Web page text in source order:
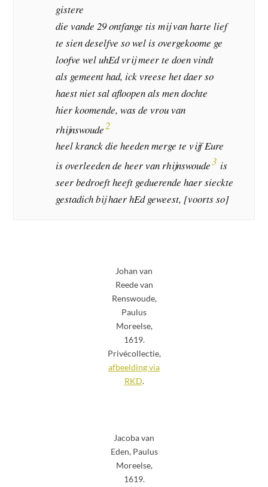
gistere
die vande 29 ontfange tis mij van harte lief
te sien deselfve so wel is overgekoome ge
loofve wel uhEd vrij meer te doen vindt
als gemeent had, ick vreese het daer so
haest niet sal afloopen als men dochte
hier koomende, was de vrou van
rhijnswoude2
heel kranck die heeden merge te vijf Eure
is overleeden de heer van rhijnswoude3 is
seer bedroeft heeft geduerende haer sieckte
gestadich bij haer hEd geweest, [voorts so]
Johan van
Reede van
Renswoude,
Paulus
Moreelse,
1619.
Privécollectie,
afbeelding via
RKD.
Jacoba van
Eden, Paulus
Moreelse,
1619.